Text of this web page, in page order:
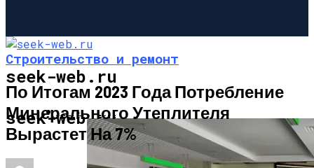
seek-web.ru
seek-web.ru
НОВОСТИ
Строительство и ремонт
По Итогам 2023 Года Потребление
Минерального Утеплителя
Вырастет На 7%